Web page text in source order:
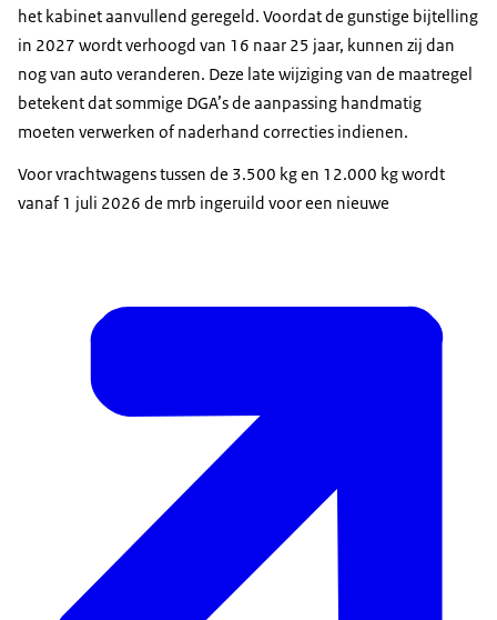
het kabinet aanvullend geregeld. Voordat de gunstige bijtelling
in 2027 wordt verhoogd van 16 naar 25 jaar, kunnen zij dan
nog van auto veranderen. Deze late wijziging van de maatregel
betekent dat sommige DGA’s de aanpassing handmatig
moeten verwerken of naderhand correcties indienen.
Voor vrachtwagens tussen de 3.500 kg en 12.000 kg wordt
vanaf 1 juli 2026 de mrb ingeruild voor een nieuwe